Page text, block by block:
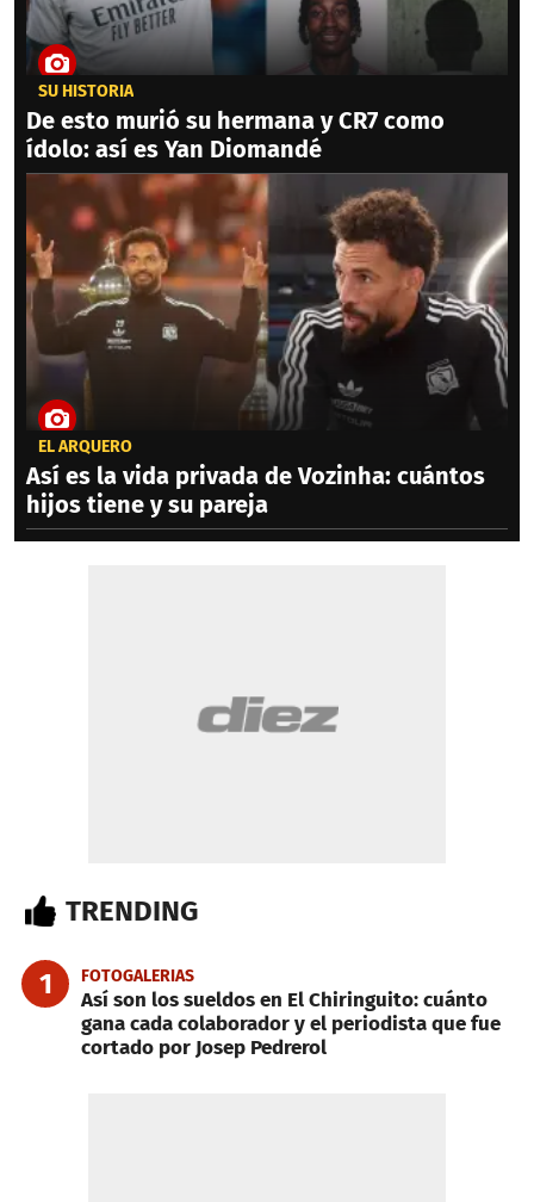
SU HISTORIA
De esto murió su hermana y CR7 como
ídolo: así es Yan Diomandé
EL ARQUERO
Así es la vida privada de Vozinha: cuántos
hijos tiene y su pareja
TRENDING
1 FOTOGALERIAS
Así son los sueldos en El Chiringuito: cuánto
gana cada colaborador y el periodista que fue
cortado por Josep Pedrerol